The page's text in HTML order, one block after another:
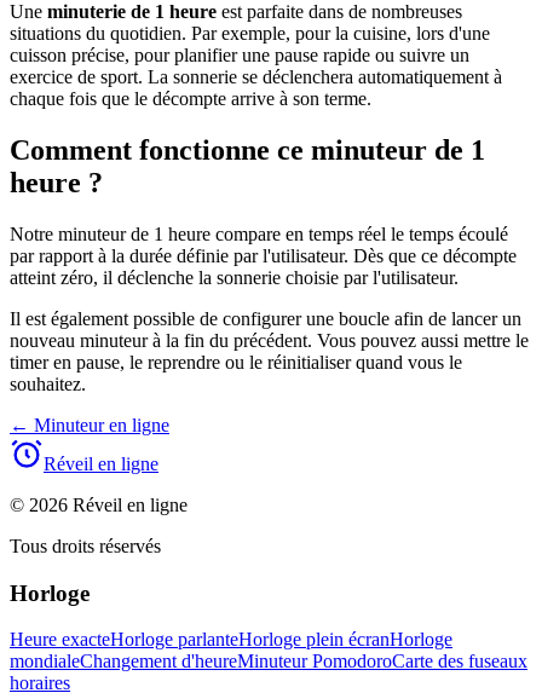
Une minuterie de 1 heure est parfaite dans de nombreuses
situations du quotidien. Par exemple, pour la cuisine, lors d'une
cuisson précise, pour planifier une pause rapide ou suivre un
exercice de sport. La sonnerie se déclenchera automatiquement à
chaque fois que le décompte arrive à son terme.
Comment fonctionne ce minuteur de 1
heure ?
Notre minuteur de 1 heure compare en temps réel le temps écoulé
par rapport à la durée définie par l'utilisateur. Dès que ce décompte
atteint zéro, il déclenche la sonnerie choisie par l'utilisateur.
Il est également possible de configurer une boucle afin de lancer un
nouveau minuteur à la fin du précédent. Vous pouvez aussi mettre le
timer en pause, le reprendre ou le réinitialiser quand vous le
souhaitez.
← Minuteur en ligne
Réveil en ligne
© 2026 Réveil en ligne
Tous droits réservés
Horloge
Heure exacteHorloge parlanteHorloge plein écranHorloge
mondialeChangement d'heureMinuteur PomodoroCarte des fuseaux
horaires